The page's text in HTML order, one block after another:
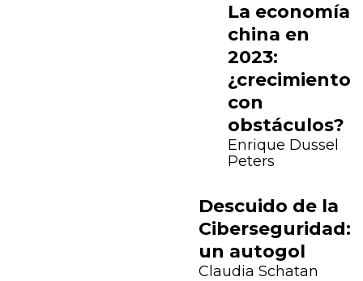
La economía
china en
2023:
¿crecimiento
con
obstáculos?
Enrique Dussel
Peters
Descuido de la
Ciberseguridad:
un autogol
Claudia Schatan
Next